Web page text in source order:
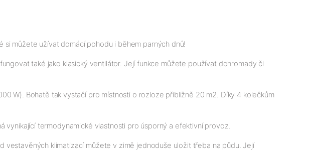
můžete užívat domácí pohodu i během parných dnů!
také jako klasický ventilátor. Její funkce můžete používat dohromady či
W). Bohatě tak vystačí pro místnosti o rozloze přibližně 20 m2. Díky 4 kolečkům
vynikající termodynamické vlastnosti pro úsporný a efektivní provoz.
vestavěných klimatizací můžete v zimě jednoduše uložit třeba na půdu. Její